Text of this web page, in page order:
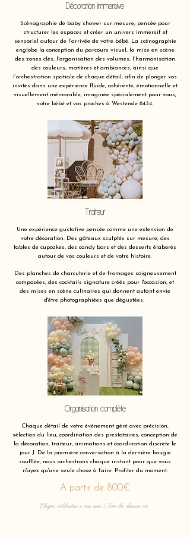
Décoration immersive
Scénographie de baby shower sur-mesure, pensée pour
structurer les espaces et créer un univers immersif et
sensoriel autour de l’arrivée de votre bébé. La scénographie
englobe la conception du parcours visuel, la mise en scène
des zones clés, l’organisation des volumes, l’harmonisation
des couleurs, matières et ambiances, ainsi que
l’orchestration spatiale de chaque détail, afin de plonger vos
invités dans une expérience fluide, cohérente, émotionnelle et
visuellement mémorable, imaginée spécialement pour vous,
votre bébé et vos proches à Westende 8434.
Traiteur
Une expérience gustative pensée comme une extension de
votre décoration. Des gâteaux sculptés sur mesure, des
tables de cupcakes, des candy bars et des desserts élaborés
autour de vos couleurs et de votre histoire.
Des planches de charcuterie et de fromages soigneusement
composées, des cocktails signature créés pour l'occasion, et
des mises en scène culinaires qui donnent autant envie
d'être photographiées que dégustées.
Organisation complète
Chaque détail de votre événement géré avec précision,
sélection du lieu, coordination des prestataires, conception de
la décoration, traiteur, animations et coordination discrète le
jour J. De la première conversation à la dernière bougie
soufflée, nous orchestrons chaque instant pour que vous
n'ayez qu'une seule chose à faire. Profiter du moment.
A partir de 800€
Chaque célébration a une âme. Nous lui donnons vie.